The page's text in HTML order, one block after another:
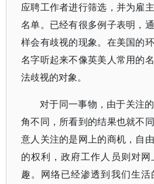
应聘工作者进行筛选，并为雇
名单。已经有很多例子表明，
样会有歧视的现象。在美国的
名字听起来不像英美人常用的
法歧视的对象。
对于同一事物，由于关注
角不同，所看到的结果也就不
意人关注的是网上的商机，自
的权利，政府工作人员则对
趣。网络已经渗透到我们生